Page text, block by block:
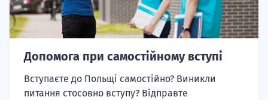
Допомога при самостійному вступі
Вступаєте до Польщі самостійно? Виникли
питання стосовно вступу? Відправте